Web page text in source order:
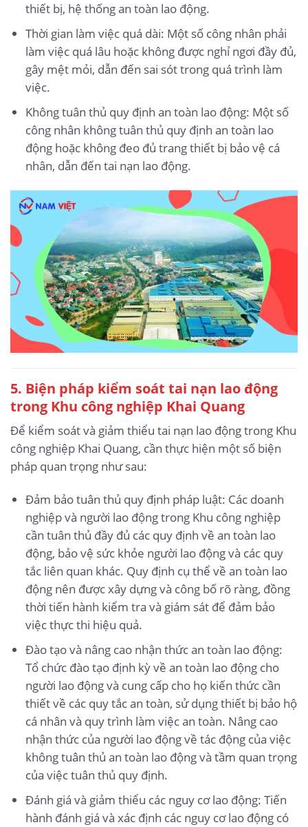
thiết bị, hệ thống an toàn lao động.
Thời gian làm việc quá dài: Một số công nhân phải
làm việc quá lâu hoặc không được nghỉ ngơi đầy đủ,
gây mệt mỏi, dẫn đến sai sót trong quá trình làm
việc.
Không tuân thủ quy định an toàn lao động: Một số
công nhân không tuân thủ quy định an toàn lao
động hoặc không đeo đủ trang thiết bị bảo vệ cá
nhân, dẫn đến tai nạn lao động.
5. Biện pháp kiểm soát tai nạn lao động
trong Khu công nghiệp Khai Quang
Để kiểm soát và giảm thiểu tai nạn lao động trong Khu
công nghiệp Khai Quang, cần thực hiện một số biện
pháp quan trọng như sau:
Đảm bảo tuân thủ quy định pháp luật: Các doanh
nghiệp và người lao động trong Khu công nghiệp
cần tuân thủ đầy đủ các quy định về an toàn lao
động, bảo vệ sức khỏe người lao động và các quy
tắc liên quan khác. Quy định cụ thể về an toàn lao
động nên được xây dựng và công bố rõ ràng, đồng
thời tiến hành kiểm tra và giám sát để đảm bảo
việc thực thi hiệu quả.
Đào tạo và nâng cao nhận thức an toàn lao động:
Tổ chức đào tạo định kỳ về an toàn lao động cho
người lao động và cung cấp cho họ kiến thức cần
thiết về các quy tắc an toàn, sử dụng thiết bị bảo hộ
cá nhân và quy trình làm việc an toàn. Nâng cao
nhận thức của người lao động về tác động của việc
không tuân thủ an toàn lao động và tầm quan trọng
của việc tuân thủ quy định.
Đánh giá và giảm thiểu các nguy cơ lao động: Tiến
hành đánh giá và xác định các nguy cơ lao động có